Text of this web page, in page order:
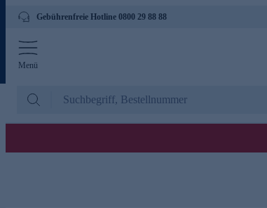
Gebührenfreie Hotline 0800 29 88 88
Menü